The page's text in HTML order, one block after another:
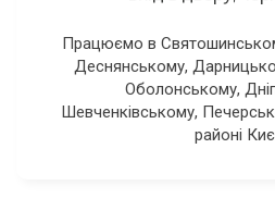
Працюємо в
Деснянському,
Оболонському,
Шевченківському,
районі